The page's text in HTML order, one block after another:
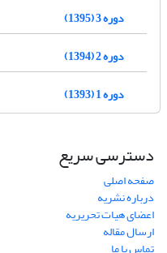
دوره 3 (1395)
دوره 2 (1394)
دوره 1 (1393)
دسترسی سریع
صفحه اصلی
درباره نشریه
اعضای هیات تحریریه
ارسال مقاله
تماس با ما